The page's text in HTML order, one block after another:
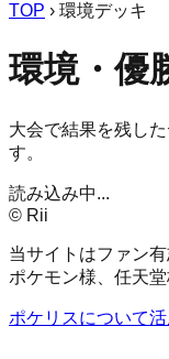
TOP › 環境デッキ
環境・優
大会で結果を残し
す。
読み込み中...
© Rii
当サイトはファン
ポケモン様、任天
ポケリスについて